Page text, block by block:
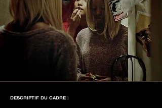
DESCRIPTIF DU CADRE :